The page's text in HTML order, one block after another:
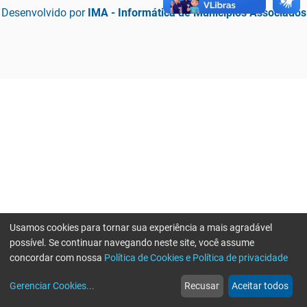
Desenvolvido por IMA - Informática de Municípios Associados
web
Notícias
more_horiz
Mais
Usamos cookies para tornar sua experiência a mais agradável
possível. Se continuar navegando neste site, você assume
concordar com nossa Política de Cookies e Política de privacidade
Gerenciar Cookies... Recusar Aceitar todos
Erro ao enviar informações, por favor tente novamente